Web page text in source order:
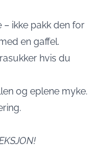
ikke pakk den for
en gaffel.
hvis du
og eplene myke.